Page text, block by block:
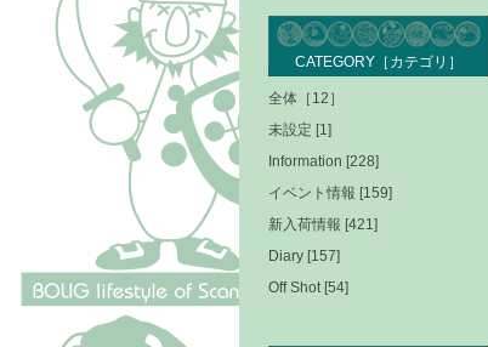
CATEGORY［カテゴリ］
全体［12］
未設定 [1]
Information [228]
イベント情報 [159]
新入荷情報 [421]
Diary [157]
Off Shot [54]